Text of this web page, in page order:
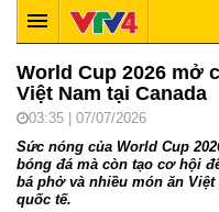
World Cup 2026 mở
Việt Nam tại Canada
03:35 | 07/07/2026
Sức nóng của World Cup
bóng đá mà còn tạo cơ hội
bá phở và nhiều món ăn
quốc tế.